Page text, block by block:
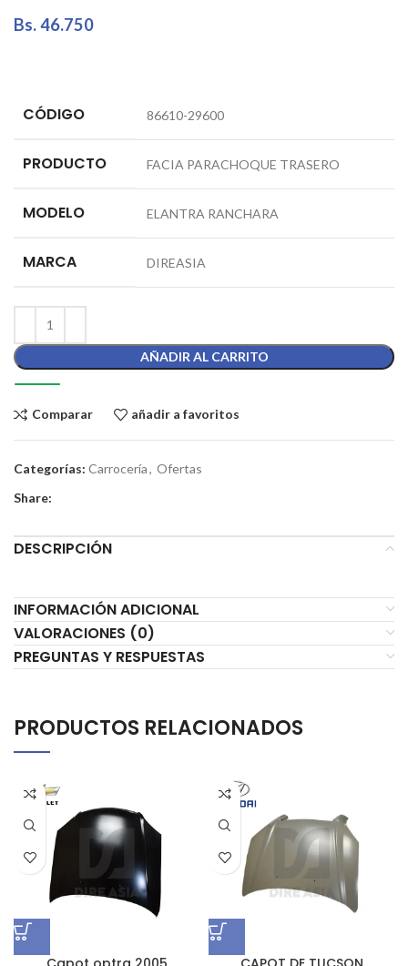
Bs.46.750
CÓDIGO 86610-29600
PRODUCTO FACIA PARACHOQUE TRASERO
MODELO ELANTRA RANCHARA
MARCA DIREASIA
AÑADIR AL CARRITO
Comparar añadir a favoritos
Categorías: Carrocería, Ofertas
Share:
DESCRIPCIÓN
INFORMACIÓN ADICIONAL
VALORACIONES (0)
PREGUNTAS Y RESPUESTAS
PRODUCTOS RELACIONADOS